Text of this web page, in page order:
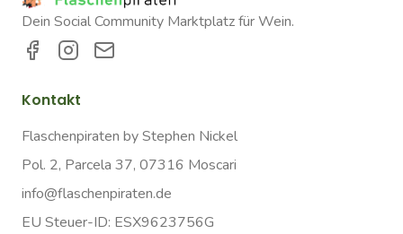
Dein Social Community Marktplatz für Wein.
Kontakt
Flaschenpiraten by Stephen Nickel
Pol. 2, Parcela 37, 07316 Moscari
info@flaschenpiraten.de
EU Steuer-ID: ESX9623756G